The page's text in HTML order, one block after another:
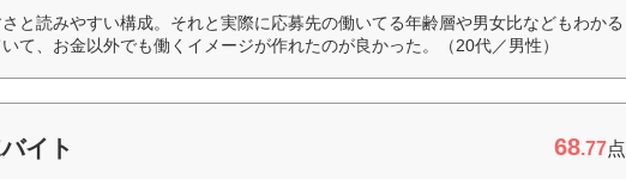
と読みやすい構成。それと実際に応募先の働いてる年齢層や男女比などもわかる
て、お金以外でも働くイメージが作れたのが良かった。（20代／男性）
イト 68.77点